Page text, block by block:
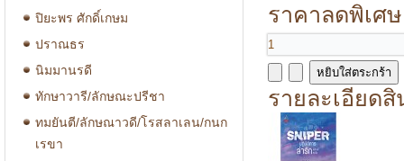
ปิยะพร ศักดิ์เกษม
ปราณธร
นิมมานรดี
ทักษาวารี/ลักษณะปรีชา
ทมยันตี/ลักษณาวดี/โรสลาเลน/กนก
เรขา
ราคาลดพิเศ
รายละเอียด